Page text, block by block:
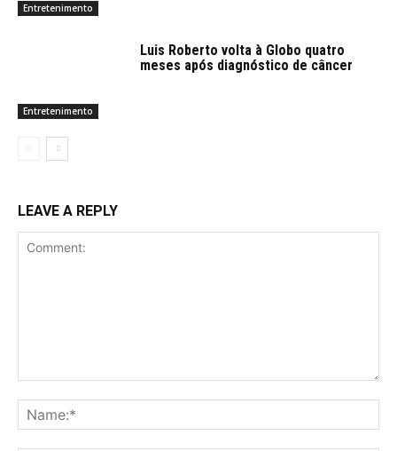
Entretenimento
Entretenimento
Luis Roberto volta à Globo quatro
meses após diagnóstico de câncer
LEAVE A REPLY